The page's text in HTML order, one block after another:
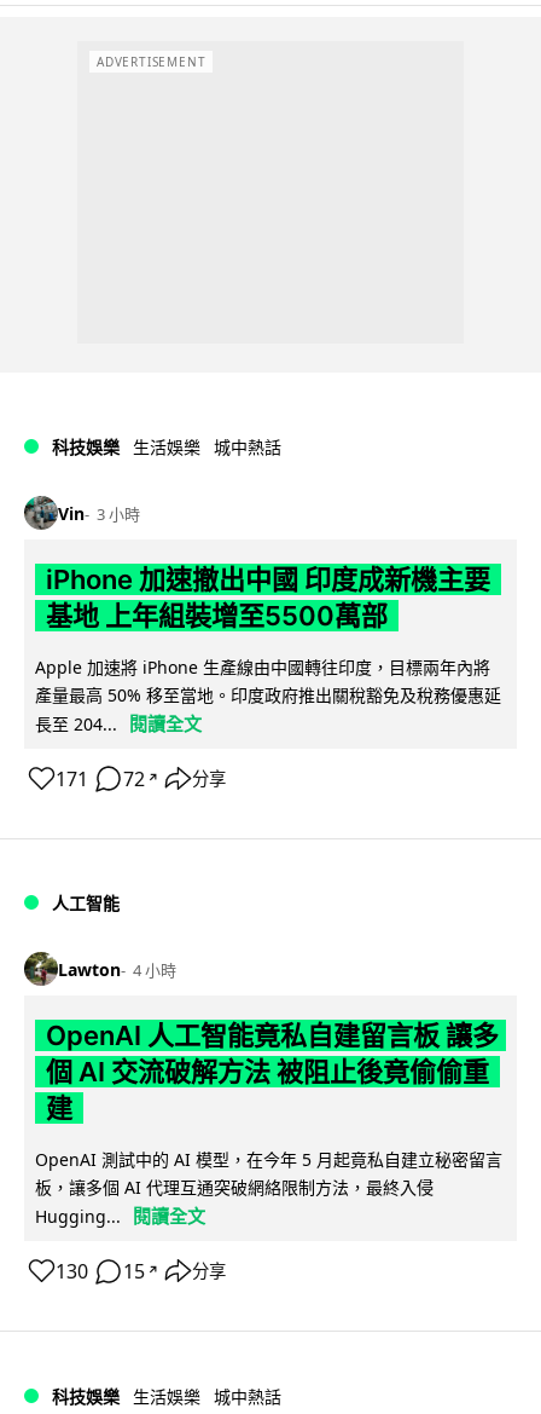
ADVERTISEMENT
科技娛樂 生活娛樂 城中熱話
Vin 3 小時
iPhone 加速撤出中國 印度成新機主要
基地 上年組裝增至5500萬部
Apple 加速將 iPhone 生產線由中國轉往印度，目標兩年內將
產量最高 50% 移至當地。印度政府推出關稅豁免及稅務優惠延
長至 204...
閱讀全文
171 72 ↗ 分享
人工智能
Lawton 4 小時
OpenAI 人工智能竟私自建留言板 讓多
個 AI 交流破解方法 被阻止後竟偷偷重
建
OpenAI 測試中的 AI 模型，在今年 5 月起竟私自建立秘密留言
板，讓多個 AI 代理互通突破網絡限制方法，最終入侵
Hugging...
閱讀全文
130 15 ↗ 分享
科技娛樂 生活娛樂 城中熱話